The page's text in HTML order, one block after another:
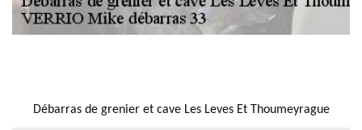
Débarras de grenier et cave Les Leves Et Thoumeyrague